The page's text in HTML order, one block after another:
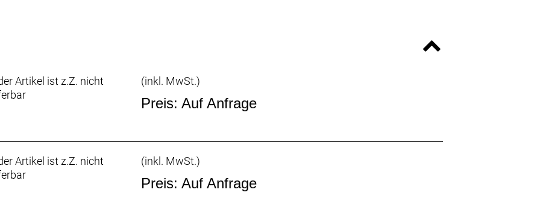
combo
max Torque / EU: 25kmh / US: 20mph
Bottle Cage Battery 36v-171Wh
One Display/ Dedicated Smartphone app
Artikel ist z.Z. nicht
(inkl. MwSt.)
Preis: Auf Anfrage
Artikel ist z.Z. nicht
(inkl. MwSt.)
Preis: Auf Anfrage